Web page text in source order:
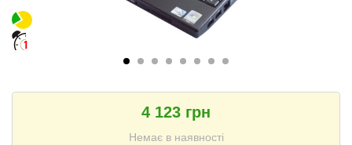
4 123 грн
Немає в наявності